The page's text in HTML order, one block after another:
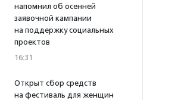
напомнил об осенней
заявочной кампании
на поддержку социальных
проектов
16:31
Открыт сбор средств
на фестиваль для женщин